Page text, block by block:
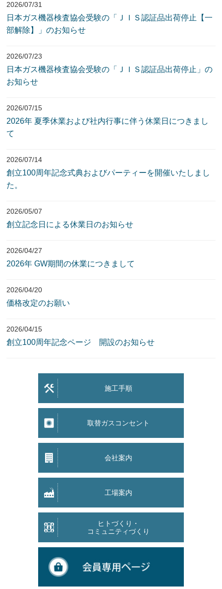
2026/07/31
日本ガス機器検査協会受験の「ＪＩＳ認証品出荷停止【一
部解除】」のお知らせ
2026/07/23
日本ガス機器検査協会受験の「ＪＩＳ認証品出荷停止」の
お知らせ
2026/07/15
2026年 夏季休業および社内行事に伴う休業日につきまし
て
2026/07/14
創立100周年記念式典およびパーティーを開催いたしまし
た。
2026/05/07
創立記念日による休業日のお知らせ
2026/04/27
2026年 GW期間の休業につきまして
2026/04/20
価格改定のお願い
2026/04/15
創立100周年記念ページ 開設のお知らせ
施工手順
取替ガスコンセント
会社案内
工場案内
ヒトづくり・
コミュニティづくり